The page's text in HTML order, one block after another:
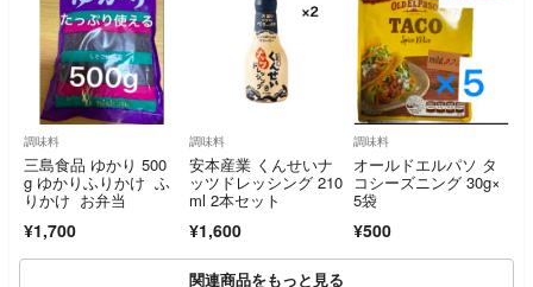
調味料
三島食品 ゆかり 500
g ゆかりふりかけ ふ
りかけ お弁当
¥1,700
調味料
安本産業 くんせいナ
ッツドレッシング 210
ml 2本セット
¥1,600
調味料
オールドエルパソ タ
コシーズニング 30g×
5袋
¥500
関連商品をもっと見る